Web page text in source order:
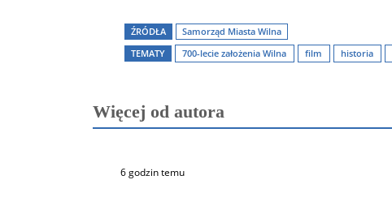
ŹRÓDŁA
Samorząd Miasta Wilna
TEMATY
700-lecie założenia Wilna film historia
Więcej od autora
6 godzin temu